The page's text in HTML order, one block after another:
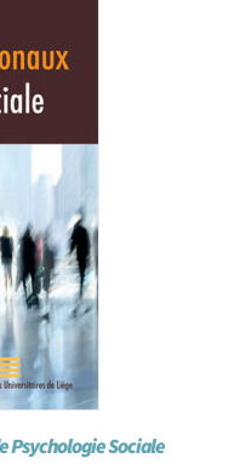
Psychologie Sociale